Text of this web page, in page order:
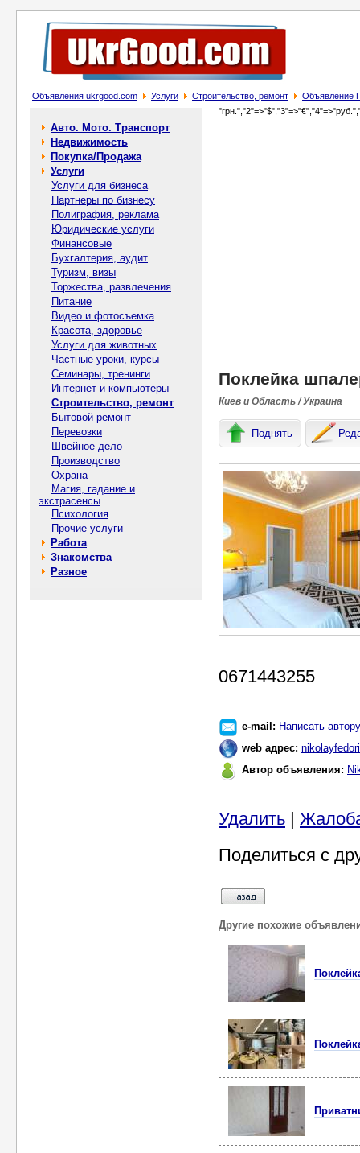
Объявления ukrgood.com Услуги Строительство, ремонт Объявление
Авто. Мото. Транспорт
Недвижимость
Покупка/Продажа
Услуги
Услуги для бизнеса
Партнеры по бизнесу
Полиграфия, реклама
Юридические услуги
Финансовые
Бухгалтерия, аудит
Туризм, визы
Торжества, развлечения
Питание
Видео и фотосъемка
Красота, здоровье
Услуги для животных
Частные уроки, курсы
Семинары, тренинги
Интернет и компьютеры
Строительство, ремонт
Бытовой ремонт
Перевозки
Швейное дело
Производство
Охрана
Магия, гадание и
экстрасенсы
Психология
Прочие услуги
Работа
Знакомства
Разное
Поклейка
Киев и Область / Украина
Поднять
0671443255
e-mail: Написать автору
web адрес:
Автор объявления:
Удалить |
Поделиться с
Другие похожие